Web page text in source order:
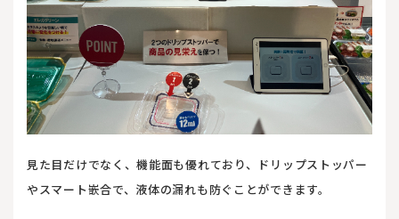
見た目だけでなく、機能面も優れており、ドリップストッパー
やスマート嵌合で、液体の漏れも防ぐことができます。